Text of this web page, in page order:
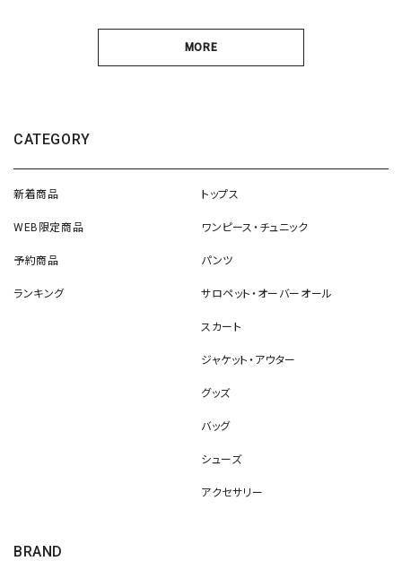
MORE
CATEGORY
新着商品
WEB限定商品
予約商品
ランキング
トップス
ワンピース・チュニック
パンツ
サロペット・オーバーオール
スカート
ジャケット・アウター
グッズ
バッグ
シューズ
アクセサリー
BRAND